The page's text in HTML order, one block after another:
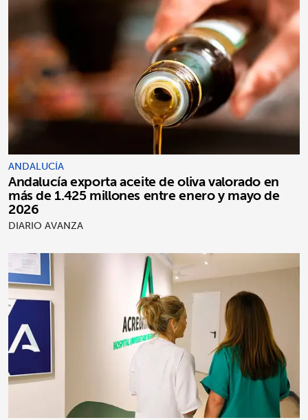
ANDALUCÍA
Andalucía exporta aceite de oliva valorado en
más de 1.425 millones entre enero y mayo de
2026
DIARIO AVANZA